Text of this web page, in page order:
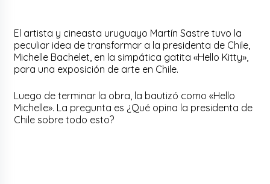
El artista y cineasta uruguayo Martín Sastre tuvo la
peculiar idea de transformar a la presidenta de Chile,
Michelle Bachelet, en la simpática gatita «Hello Kitty»,
para una exposición de arte en Chile.
Luego de terminar la obra, la bautizó como «Hello
Michelle». La pregunta es ¿Qué opina la presidenta de
Chile sobre todo esto?